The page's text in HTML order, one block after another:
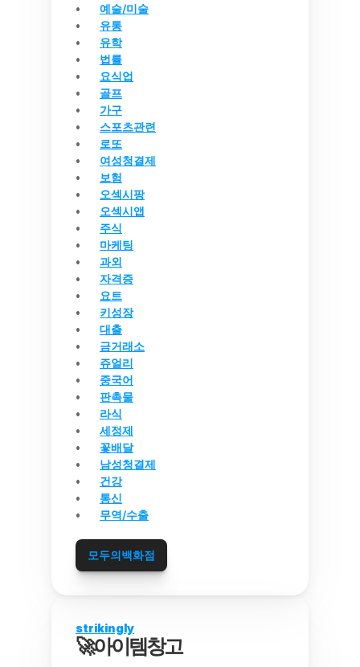
예술/미술
유통
유학
법률
요식업
골프
가구
스포츠관련
로또
여성청결제
보험
오섹시팡
오섹시앱
주식
마케팅
과외
자격증
요트
키성장
대출
금거래소
쥬얼리
중국어
판촉물
라식
세정제
꽃배달
남성청결제
건강
통신
무역/수출
모두의백화점
strikingly
🚀아이템창고